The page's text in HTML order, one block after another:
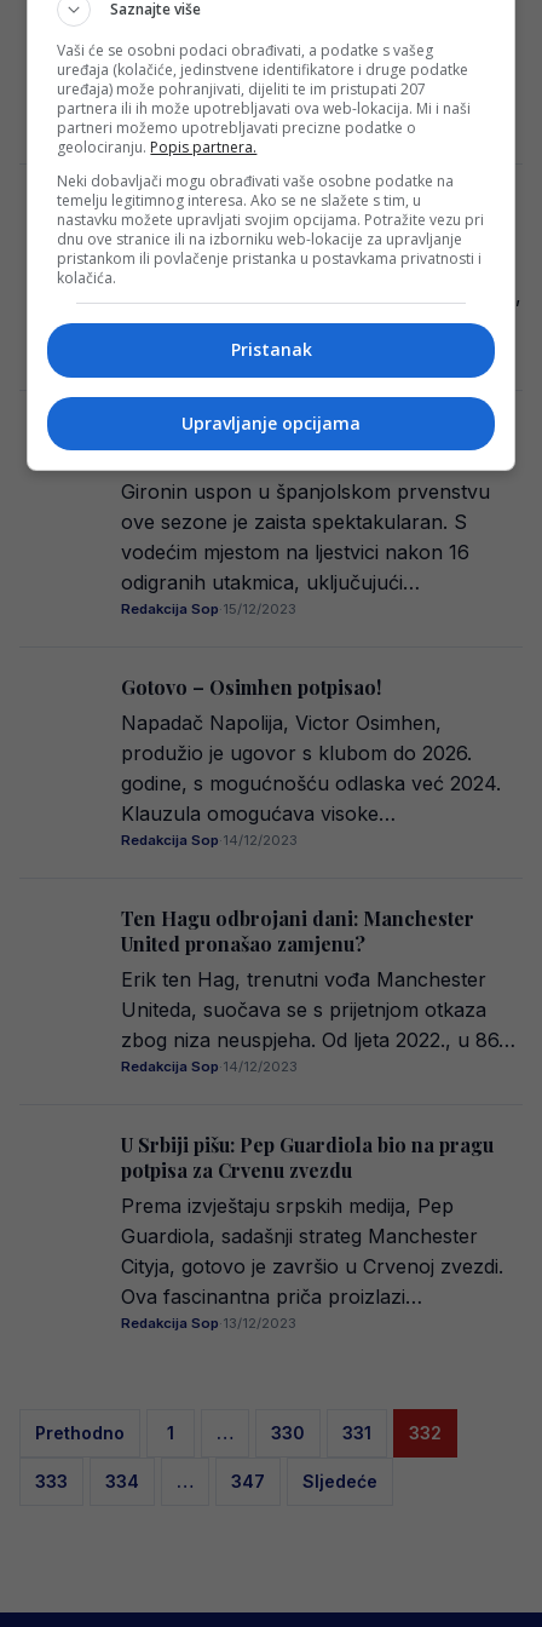
planirajući predstojeću zimsku pauzu i
nastavak Premijer lige Bosne i
Hercegovine, izražava snažan interes za
angažovanje…
Redakcija Sop·16/12/2023
Kao grom iz vedra neba: Džeko pravi
senzacionalan transfer već u januaru?!
Edin Džeko ne samo da briljira u dresu
Fenerbahcea od svog dolaska prošlog ljeta,
već se pretvorio u pravog junaka…
15/12/2023
Čerupanje Girone počinje, zvijezda
španskog hita želja Manchester Cityja
Gironin uspon u španjolskom prvenstvu
ove sezone je zaista spektakularan. S
vodećim mjestom na ljestvici nakon 16
odigranih utakmica, uključujući…
Redakcija Sop·15/12/2023
Gotovo – Osimhen potpisao!
Napadač Napolija, Victor Osimhen,
produžio je ugovor s klubom do 2026.
godine, s mogućnošću odlaska već 2024.
Klauzula omogućava visoke…
Redakcija Sop·14/12/2023
Ten Hagu odbrojani dani: Manchester
United pronašao zamjenu?
Erik ten Hag, trenutni vođa Manchester
Uniteda, suočava se s prijetnjom otkaza
zbog niza neuspjeha. Od ljeta 2022., u 86…
Redakcija Sop·14/12/2023
U Srbiji pišu: Pep Guardiola bio na pragu
potpisa za Crvenu zvezdu
Prema izvještaju srpskih medija, Pep
Guardiola, sadašnji strateg Manchester
Cityja, gotovo je završio u Crvenoj zvezdi.
Ova fascinantna priča proizlazi…
Redakcija Sop·13/12/2023
Posts
pagination
Prethodno 1 … 330 331 332
333 334 … 347 Sljedeće
Saznajte više
Vaši će se osobni podaci obrađivati, a podatke s vašeg
uređaja (kolačiće, jedinstvene identifikatore i druge podatke
uređaja) može pohranjivati, dijeliti te im pristupati 207
partnera ili ih može upotrebljavati ova web-lokacija. Mi i naši
partneri možemo upotrebljavati precizne podatke o
geolociranju. Popis partnera.
Neki dobavljači mogu obrađivati vaše osobne podatke na
temelju legitimnog interesa. Ako se ne slažete s tim, u
nastavku možete upravljati svojim opcijama. Potražite vezu pri
dnu ove stranice ili na izborniku web-lokacije za upravljanje
pristankom ili povlačenje pristanka u postavkama privatnosti i
kolačića.
Pristanak
Upravljanje opcijama